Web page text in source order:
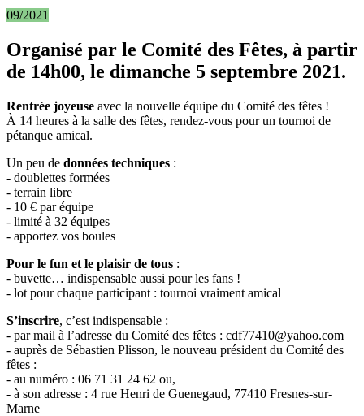
09/2021
Organisé par le Comité des Fêtes, à partir
de 14h00, le dimanche 5 septembre 2021.
Rentrée joyeuse avec la nouvelle équipe du Comité des fêtes !
À 14 heures à la salle des fêtes, rendez-vous pour un tournoi de
pétanque amical.
Un peu de données techniques :
- doublettes formées
- terrain libre
- 10 € par équipe
- limité à 32 équipes
- apportez vos boules
Pour le fun et le plaisir de tous :
- buvette… indispensable aussi pour les fans !
- lot pour chaque participant : tournoi vraiment amical
S’inscrire, c’est indispensable :
- par mail à l’adresse du Comité des fêtes : cdf77410@yahoo.com
- auprès de Sébastien Plisson, le nouveau président du Comité des
fêtes :
- au numéro : 06 71 31 24 62 ou,
- à son adresse : 4 rue Henri de Guenegaud, 77410 Fresnes-sur-
Marne